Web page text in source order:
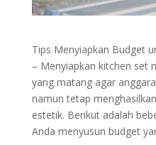
Tips Menyiapkan Budget
– Menyiapkan kitchen set
yang matang agar
namun tetap
estetik. Berikut adalah
Anda menyusun budget